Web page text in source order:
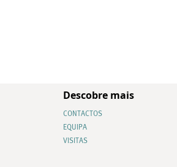
Descobre mais
CONTACTOS
EQUIPA
VISITAS